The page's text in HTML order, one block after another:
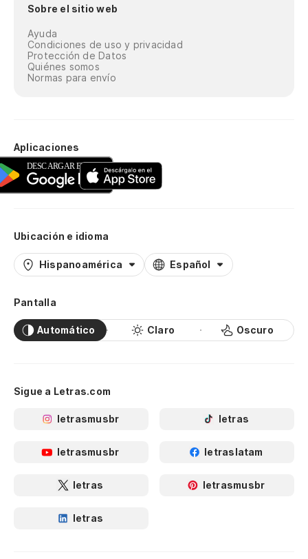
Sobre el sitio web
Ayuda
Condiciones de uso y privacidad
Protección de Datos
Quiénes somos
Normas para envío
Aplicaciones
Ubicación e idioma
Hispanoamérica Español
Pantalla
Automático Claro Oscuro
Sigue a Letras.com
letrasmusbr letras
letrasmusbr letraslatam
letras letrasmusbr
letras